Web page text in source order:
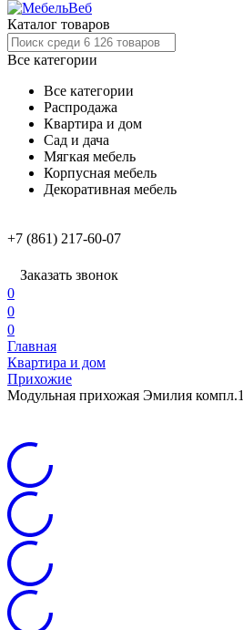
Каталог товаров
Все категории
Все категории
Распродажа
Квартира и дом
Сад и дача
Мягкая мебель
Корпусная мебель
Декоративная мебель
+7 (861) 217-60-07
Заказать звонок
0
0
0
Главная
Квартира и дом
Прихожие
Модульная прихожая Эмилия компл.1